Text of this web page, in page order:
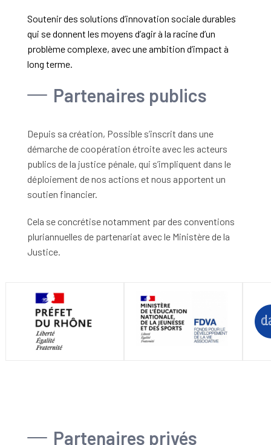
Soutenir des solutions d’innovation sociale durables
qui se donnent les moyens d’agir à la racine d’un
problème complexe, avec une ambition d’impact à
long terme.
Partenaires publics
Depuis sa création, Possible s’inscrit dans une
démarche de coopération étroite avec les acteurs
publics de la justice pénale, qui s’impliquent dans le
déploiement de nos actions et nous apportent un
soutien financier.
Cela se concrétise notamment par des conventions
pluriannuelles de partenariat avec le Ministère de la
Justice.
Partenaires privés